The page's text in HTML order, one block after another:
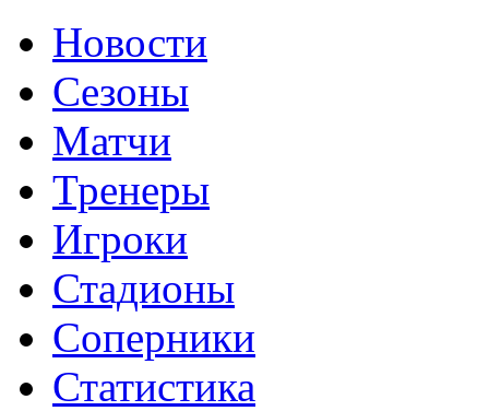
Новости
Сезоны
Матчи
Тренеры
Игроки
Стадионы
Соперники
Статистика